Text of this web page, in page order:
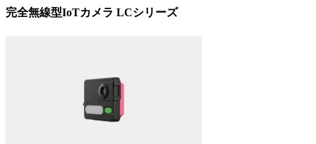
完全無線型IoTカメラ LCシリーズ